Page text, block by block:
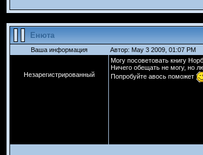
Енюта
Ваша информация Автор: May 3 2009, 01:07 PM
Незарегистрированный
Могу посоветовать книгу
Ничего обещать не могу, но
Попробуйте авось поможет